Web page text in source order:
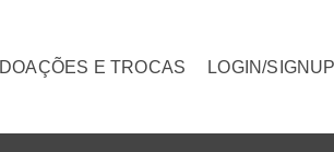
DOAÇÕES E TROCAS LOGIN/SIGNUP